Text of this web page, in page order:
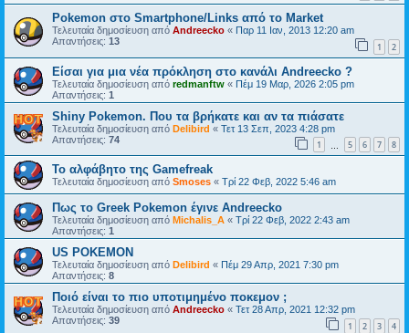
Pokemon στο Smartphone/Links από το Market
Τελευταία δημοσίευση από Andreecko « Παρ 11 Ιαν, 2013 12:20 am
Απαντήσεις: 13 1 2
Είσαι για μια νέα πρόκληση στο κανάλι Andreecko ?
Τελευταία δημοσίευση από redmanftw « Πέμ 19 Μαρ, 2026 2:05 pm
Απαντήσεις: 1
Shiny Pokemon. Που τα βρήκατε και αν τα πιάσατε
Τελευταία δημοσίευση από Delibird « Τετ 13 Σεπ, 2023 4:28 pm
Απαντήσεις: 74 1 5 6 7 8
Το αλφάβητο της Gamefreak
Τελευταία δημοσίευση από Smoses « Τρί 22 Φεβ, 2022 5:46 am
Πως το Greek Pokemon έγινε Andreecko
Τελευταία δημοσίευση από Michalis_A « Τρί 22 Φεβ, 2022 2:43 am
Απαντήσεις: 1
US POKEMON
Τελευταία δημοσίευση από Delibird « Πέμ 29 Απρ, 2021 7:30 pm
Απαντήσεις: 8
Ποιό είναι το πιο υποτιμημένο ποκεμον ;
Τελευταία δημοσίευση από Andreecko « Τετ 28 Απρ, 2021 12:32 pm
Απαντήσεις: 39 1 2 3 4